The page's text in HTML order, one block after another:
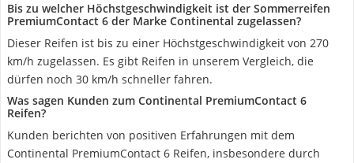
Bis zu welcher Höchstgeschwindigkeit ist der Sommerreifen
PremiumContact 6 der Marke Continental zugelassen?
Dieser Reifen ist bis zu einer Höchstgeschwindigkeit von 270
km/h zugelassen. Es gibt Reifen in unserem Vergleich, die
dürfen noch 30 km/h schneller fahren.
Was sagen Kunden zum Continental PremiumContact 6
Reifen?
Kunden berichten von positiven Erfahrungen mit dem
Continental PremiumContact 6 Reifen, insbesondere durch